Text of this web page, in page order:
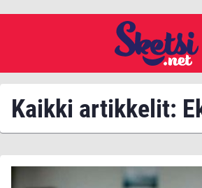
Kaikki artikkelit: